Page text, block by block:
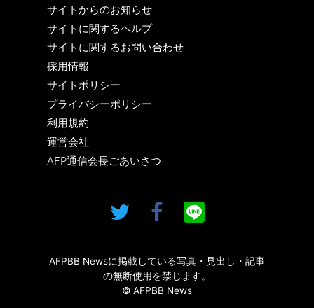
サイトからのお知らせ
サイトに関するヘルプ
サイトに関するお問い合わせ
採用情報
サイトポリシー
プライバシーポリシー
利用規約
運営会社
AFP通信会長ごあいさつ
AFPBB Newsに掲載している写真・見出し・記事
の無断使用を禁じます。
© AFPBB News